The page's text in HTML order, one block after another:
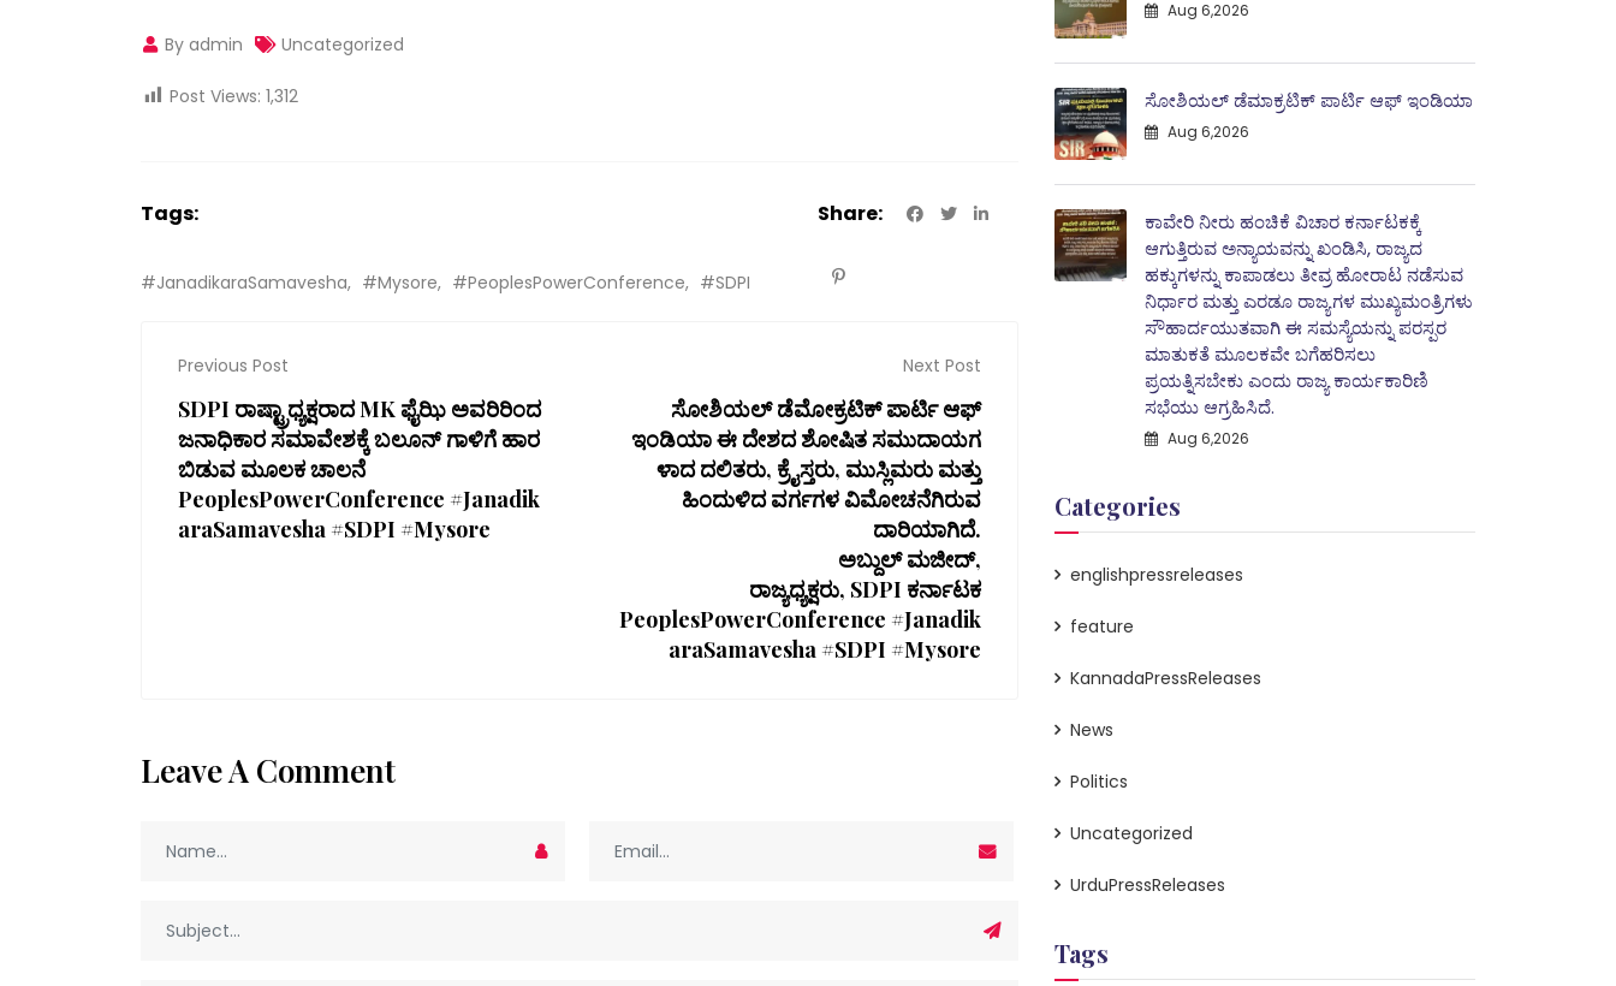
By admin Uncategorized
Post Views: 1,312
Tags:
#JanadikaraSamavesha #Mysore #PeoplesPowerConference #SDPI
Share:
Previous Post
SDPI ರಾಷ್ಟ್ರಾಧ್ಯಕ್ಷರಾದ MK ಫೈಝಿ ಅವರಿರಿಂದ
ಜನಾಧಿಕಾರ ಸಮಾವೇಶಕ್ಕೆ ಬಲೂನ್ ಗಾಳಿಗೆ ಹಾರ
ಬಿಡುವ ಮೂಲಕ ಚಾಲನೆ
PeoplesPowerConference #Janadik
araSamavesha #SDPI #Mysore
Next Post
ಸೋಶಿಯಲ್ ಡೆಮೋಕ್ರಟಿಕ್ ಪಾರ್ಟಿ ಆಫ್
ಇಂಡಿಯಾ ಈ ದೇಶದ ಶೋಷಿತ ಸಮುದಾಯಗ
ಳಾದ ದಲಿತರು, ಕ್ರೈಸ್ತರು, ಮುಸ್ಲಿಮರು ಮತ್ತು
ಹಿಂದುಳಿದ ವರ್ಗಗಳ ವಿಮೋಚನೆಗಿರುವ
ದಾರಿಯಾಗಿದೆ.
ಅಬ್ದುಲ್ ಮಜೀದ್,
ರಾಜ್ಯಧ್ಯಕ್ಷರು, SDPI ಕರ್ನಾಟಕ
PeoplesPowerConference #Janadik
araSamavesha #SDPI #Mysore
Leave A Comment
Aug 6,2026
ಸೋಶಿಯಲ್ ಡೆಮಾಕ್ರಟಿಕ್ ಪಾರ್ಟಿ ಆಫ್ ಇಂಡಿಯಾ
Aug 6,2026
ಕಾವೇರಿ ನೀರು ಹಂಚಿಕೆ ವಿಚಾರ ಕರ್ನಾಟಕಕ್ಕೆ
ಆಗುತ್ತಿರುವ ಅನ್ಯಾಯವನ್ನು ಖಂಡಿಸಿ, ರಾಜ್ಯದ
ಹಕ್ಕುಗಳನ್ನು ಕಾಪಾಡಲು ತೀವ್ರ ಹೋರಾಟ ನಡೆಸುವ
ನಿರ್ಧಾರ ಮತ್ತು ಎರಡೂ ರಾಜ್ಯಗಳ ಮುಖ್ಯಮಂತ್ರಿಗಳು
ಸೌಹಾರ್ದಯುತವಾಗಿ ಈ ಸಮಸ್ಯೆಯನ್ನು ಪರಸ್ಪರ
ಮಾತುಕತೆ ಮೂಲಕವೇ ಬಗೆಹರಿಸಲು
ಪ್ರಯತ್ನಿಸಬೇಕು ಎಂದು ರಾಜ್ಯ ಕಾರ್ಯಕಾರಿಣಿ
ಸಭೆಯು ಆಗ್ರಹಿಸಿದೆ.
Aug 6,2026
Categories
englishpressreleases
feature
KannadaPressReleases
News
Politics
Uncategorized
UrduPressReleases
Tags